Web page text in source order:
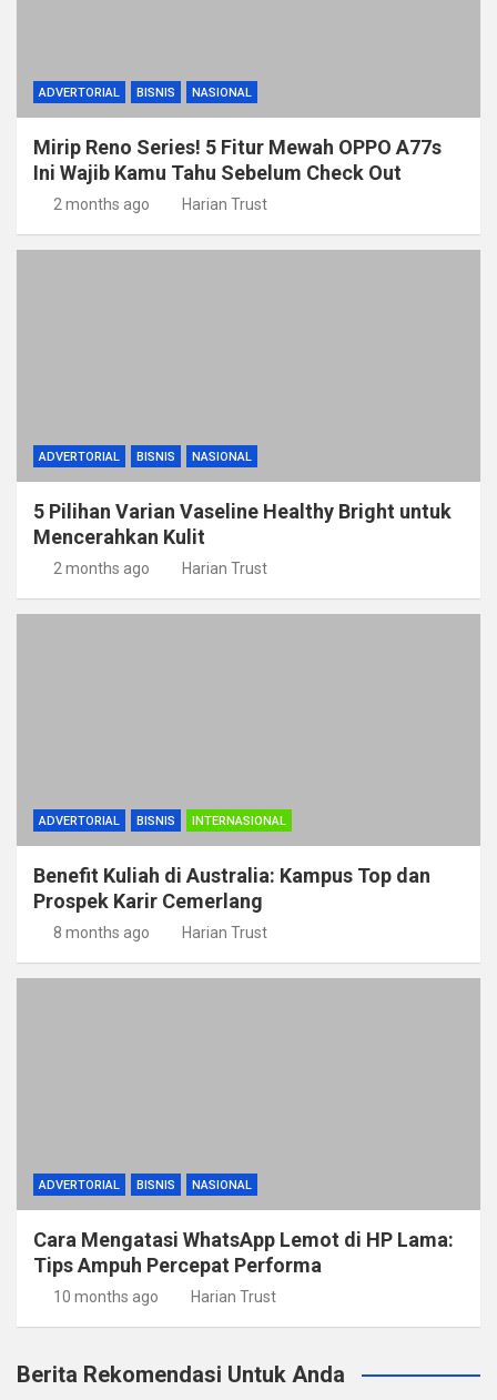
ADVERTORIAL BISNIS NASIONAL
Mirip Reno Series! 5 Fitur Mewah OPPO A77s
Ini Wajib Kamu Tahu Sebelum Check Out
2 months ago Harian Trust
ADVERTORIAL BISNIS NASIONAL
5 Pilihan Varian Vaseline Healthy Bright untuk
Mencerahkan Kulit
2 months ago Harian Trust
ADVERTORIAL BISNIS INTERNASIONAL
Benefit Kuliah di Australia: Kampus Top dan
Prospek Karir Cemerlang
8 months ago Harian Trust
ADVERTORIAL BISNIS NASIONAL
Cara Mengatasi WhatsApp Lemot di HP Lama:
Tips Ampuh Percepat Performa
10 months ago Harian Trust
Berita Rekomendasi Untuk Anda